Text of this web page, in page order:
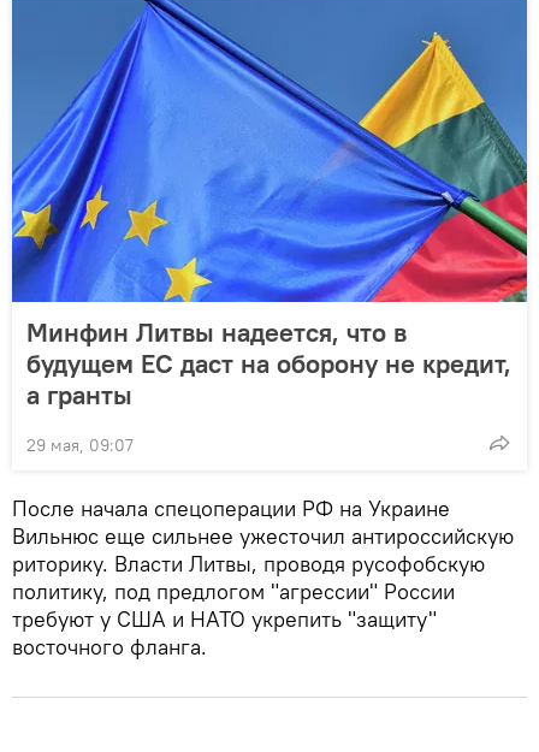
Минфин Литвы надеется, что в
будущем ЕС даст на оборону не кредит,
а гранты
29 мая, 09:07
После начала спецоперации РФ на Украине
Вильнюс еще сильнее ужесточил антироссийскую
риторику. Власти Литвы, проводя русофобскую
политику, под предлогом "агрессии" России
требуют у США и НАТО укрепить "защиту"
восточного фланга.